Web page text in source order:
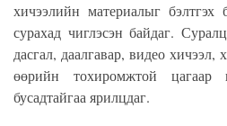
хичээлийн материалыг
сурахад чиглэсэн байдаг.
дасгал, даалгавар, видео хичээл,
өөрийн тохиромжтой цагаар
бусадтайгаа ярилцдаг.